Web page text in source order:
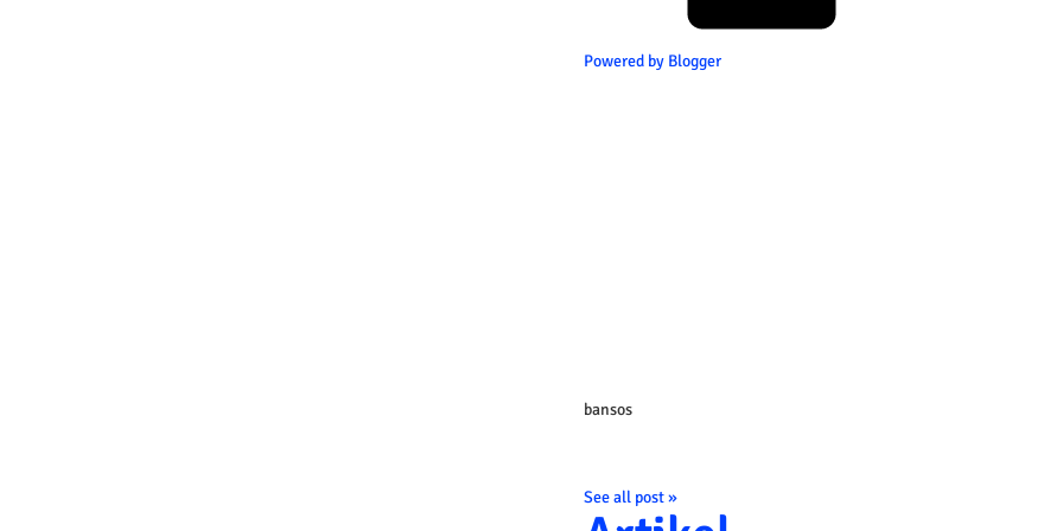
Powered by Blogger
bansos
See all post »